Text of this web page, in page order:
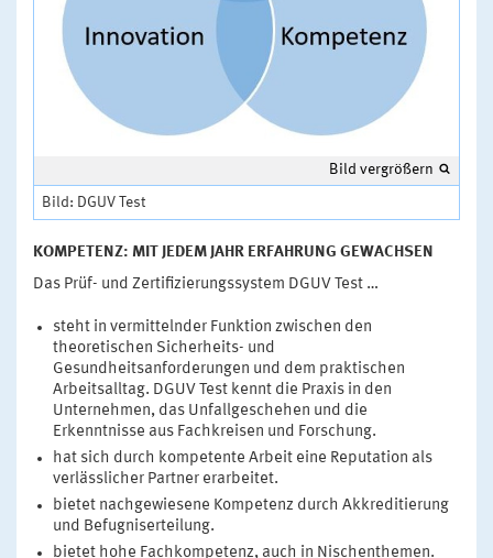
Bild vergrößern
Bild: DGUV Test
KOMPETENZ: MIT JEDEM JAHR ERFAHRUNG GEWACHSEN
Das Prüf- und Zertifizierungssystem DGUV Test …
steht in vermittelnder Funktion zwischen den
theoretischen Sicherheits- und
Gesundheitsanforderungen und dem praktischen
Arbeitsalltag. DGUV Test kennt die Praxis in den
Unternehmen, das Unfallgeschehen und die
Erkenntnisse aus Fachkreisen und Forschung.
hat sich durch kompetente Arbeit eine Reputation als
verlässlicher Partner erarbeitet.
bietet nachgewiesene Kompetenz durch Akkreditierung
und Befugniserteilung.
bietet hohe Fachkompetenz, auch in Nischenthemen.